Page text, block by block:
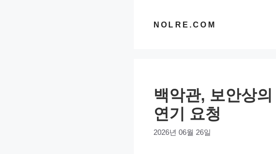
NOLRE.COM
백악관, 보안상
연기 요청
2026년 06월 26일